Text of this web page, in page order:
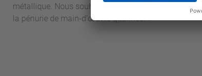
métallique. Nous souhaitons également conserver
la pénurie de main-d’œuvre qualifiée. »